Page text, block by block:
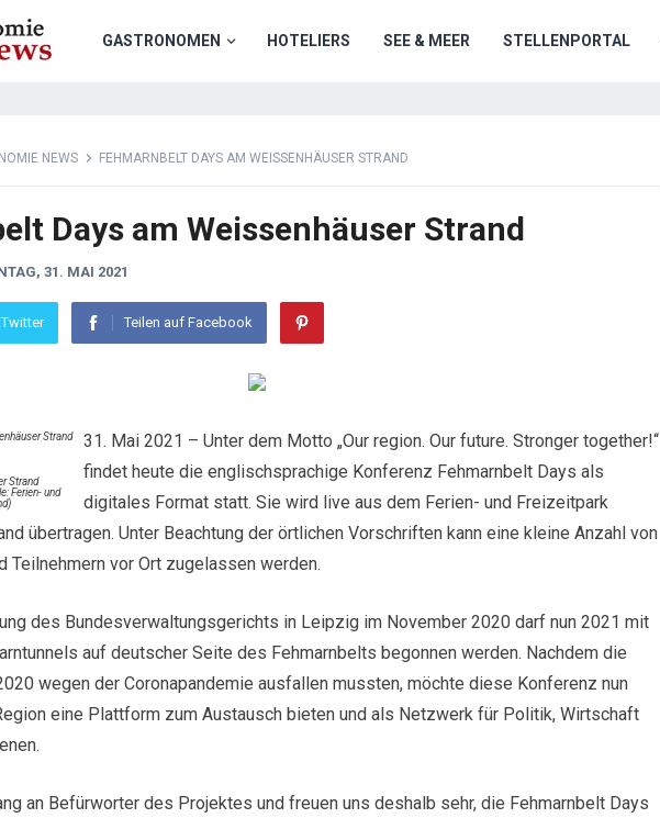
GASTRONOMEN HOTELIERS SEE & MEER STELLENPORTAL
NEWS FEHMARNBELT DAYS AM WEISSENHÄUSER STRAND
Days am Weissenhäuser Strand
31. MAI 2021
Teilen auf Facebook
Strand
Ferien- und
31. Mai 2021 – Unter dem Motto „Our region. Our future. Stronger together!“
findet heute die englischsprachige Konferenz Fehmarnbelt Days als
digitales Format statt. Sie wird live aus dem Ferien- und Freizeitpark
übertragen. Unter Beachtung der örtlichen Vorschriften kann eine kleine Anzahl von
Teilnehmern vor Ort zugelassen werden.
des Bundesverwaltungsgerichts in Leipzig im November 2020 darf nun 2021 mit
auf deutscher Seite des Fehmarnbelts begonnen werden. Nachdem die
wegen der Coronapandemie ausfallen mussten, möchte diese Konferenz nun
eine Plattform zum Austausch bieten und als Netzwerk für Politik, Wirtschaft
an Befürworter des Projektes und freuen uns deshalb sehr, die Fehmarnbelt Days